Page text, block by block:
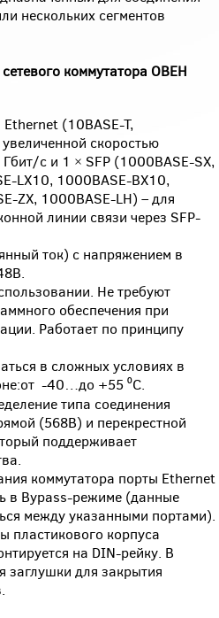
нескольких сегментов
коммутатора ОВЕН
(10BASE-T,
скоростью
с и 1 × SFP (1000BASE-SX,
LX10, 1000BASE-BX10,
ZX, 1000BASE-LH) – для
линии связи через SFP-
ток) с напряжением в
Не требуют
обеспечения при
Работает по принципу
в сложных условиях в
-40…до +55 ⁰С.
типа соединения
(568В) и перекрестной
поддерживает
коммутатора порты Ethernet
в Bypass-режиме (данные
между указанными портами).
пластикового корпуса
на DIN-рейку. В
заглушки для закрытия